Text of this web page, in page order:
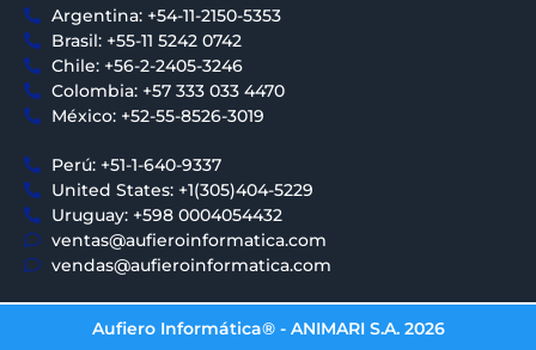
Argentina: +54-11-2150-5353
Brasil: +55-11 5242 0742
Chile: +56-2-2405-3246
Colombia: +57 333 033 4470
México: +52-55-8526-3019
Perú: +51-1-640-9337
United States: +1(305)404-5229
Uruguay: +598 0004054432
ventas@aufieroinformatica.com
vendas@aufieroinformatica.com
Aufiero Informática® - ANIMARI S.A. 2026